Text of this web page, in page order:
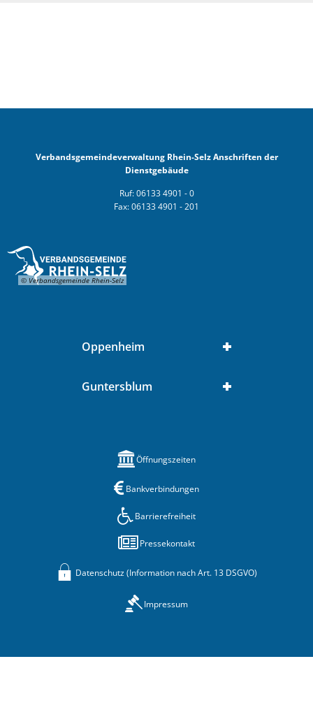
Verbandsgemeindeverwaltung Rhein-Selz Anschriften der
Dienstgebäude
Ruf: 06133 4901 - 0
Fax: 06133 4901 - 201
© Verbandsgemeinde Rhein-Selz
Oppenheim
Guntersblum
Öffnungszeiten
Bankverbindungen
Barrierefreiheit
Pressekontakt
Datenschutz (Information nach Art. 13 DSGVO)
Impressum